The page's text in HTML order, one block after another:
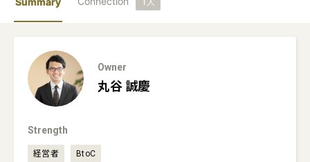
Owner
丸谷 誠慶
Strength
経営者 BtoC